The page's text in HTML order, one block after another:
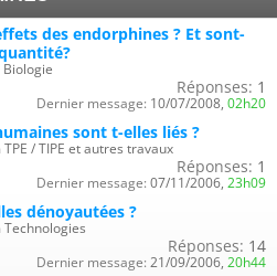
des endorphines ? Et sont-
Réponses: 1
Dernier message: 10/07/2008, 02h20
sont t-elles liés ?
/ TIPE et autres travaux
Réponses: 1
Dernier message: 07/11/2006, 23h09
dénoyautées ?
Réponses: 14
Dernier message: 21/09/2006, 20h44